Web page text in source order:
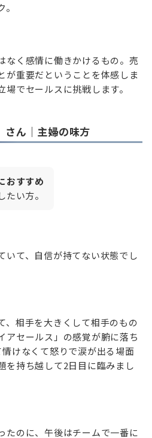
なく感情に働きかけるもの。売
が重要だということを体感しま
でセールスに挑戦します。
さん｜主婦の味方
おすすめ
たい方。
いて、自信が持てない状態でし
、相手を大きくして相手のもの
アセールス」の感覚が腑に落ち
けなくて怒りで涙が出る場面
を持ち越して2日目に臨みまし
たのに、午後はチームで一番に